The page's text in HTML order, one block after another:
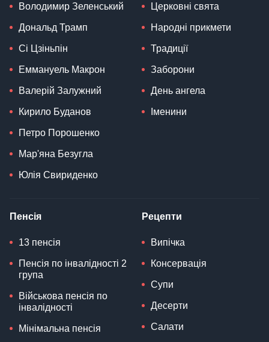
Володимир Зеленський
Дональд Трамп
Сі Цзіньпін
Еммануель Макрон
Валерій Залужний
Кирило Буданов
Петро Порошенко
Мар'яна Безугла
Юлія Свириденко
Церковні свята
Народні прикмети
Традиції
Заборони
День ангела
Іменини
Пенсія
13 пенсія
Пенсія по інвалідності 2
група
Військова пенсія по
інвалідності
Мінімальна пенсія
Рецепти
Випічка
Консервація
Супи
Десерти
Салати